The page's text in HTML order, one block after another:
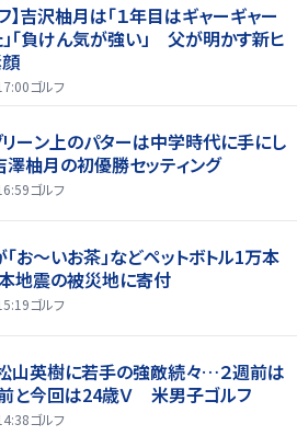
】吉沢柚月は「１年目はギャーギャー
「負けん気が強い」 父が明かす新ヒ
ゴルフ
ーン上のパターは中学時代に手にし
澤柚月の初優勝セッティング
ゴルフ
お～いお茶」などペットボトル1万本
地震の被災地に寄付
ゴルフ
山英樹に若手の強敵続々…２週前は
前と今回は24歳Ｖ 米男子ゴルフ
ゴルフ